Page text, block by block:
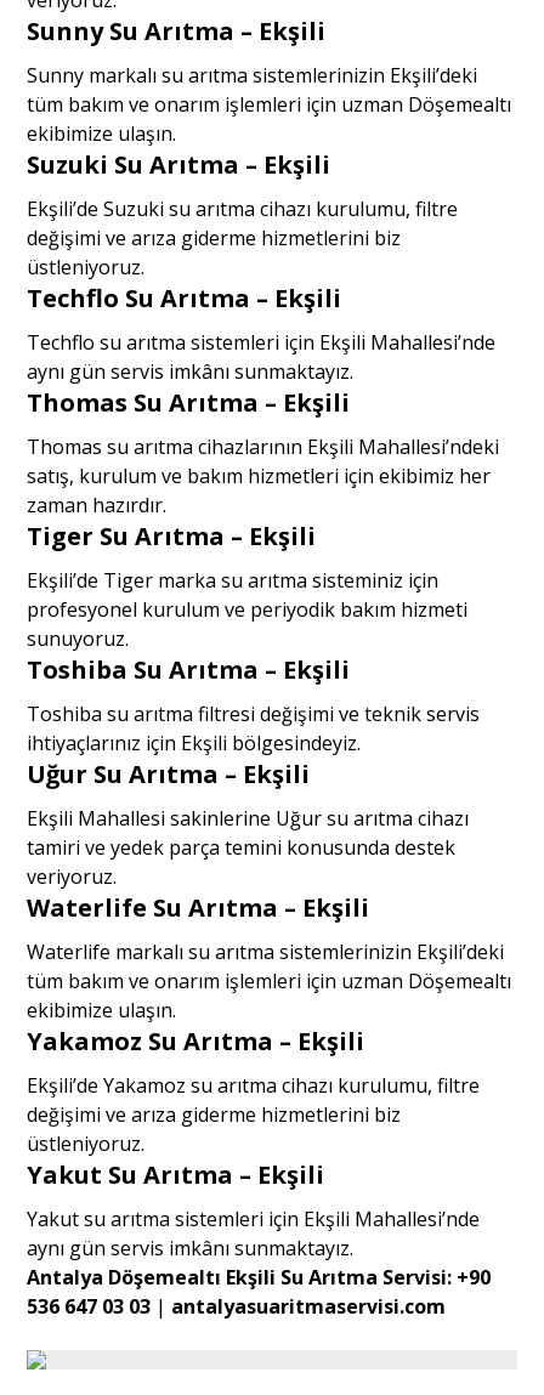
Sunny Su Arıtma – Ekşili
Sunny markalı su arıtma sistemlerinizin Ekşili’deki
tüm bakım ve onarım işlemleri için uzman Döşemealtı
ekibimize ulaşın.
Suzuki Su Arıtma – Ekşili
Ekşili’de Suzuki su arıtma cihazı kurulumu, filtre
değişimi ve arıza giderme hizmetlerini biz
üstleniyoruz.
Techflo Su Arıtma – Ekşili
Techflo su arıtma sistemleri için Ekşili Mahallesi’nde
aynı gün servis imkânı sunmaktayız.
Thomas Su Arıtma – Ekşili
Thomas su arıtma cihazlarının Ekşili Mahallesi’ndeki
satış, kurulum ve bakım hizmetleri için ekibimiz her
zaman hazırdır.
Tiger Su Arıtma – Ekşili
Ekşili’de Tiger marka su arıtma sisteminiz için
profesyonel kurulum ve periyodik bakım hizmeti
sunuyoruz.
Toshiba Su Arıtma – Ekşili
Toshiba su arıtma filtresi değişimi ve teknik servis
ihtiyaçlarınız için Ekşili bölgesindeyiz.
Uğur Su Arıtma – Ekşili
Ekşili Mahallesi sakinlerine Uğur su arıtma cihazı
tamiri ve yedek parça temini konusunda destek
veriyoruz.
Waterlife Su Arıtma – Ekşili
Waterlife markalı su arıtma sistemlerinizin Ekşili’deki
tüm bakım ve onarım işlemleri için uzman Döşemealtı
ekibimize ulaşın.
Yakamoz Su Arıtma – Ekşili
Ekşili’de Yakamoz su arıtma cihazı kurulumu, filtre
değişimi ve arıza giderme hizmetlerini biz
üstleniyoruz.
Yakut Su Arıtma – Ekşili
Yakut su arıtma sistemleri için Ekşili Mahallesi’nde
aynı gün servis imkânı sunmaktayız.
Antalya Döşemealtı Ekşili Su Arıtma Servisi: +90
536 647 03 03 | antalyasuaritmaservisi.com